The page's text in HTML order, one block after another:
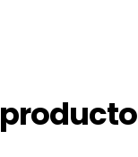
producto